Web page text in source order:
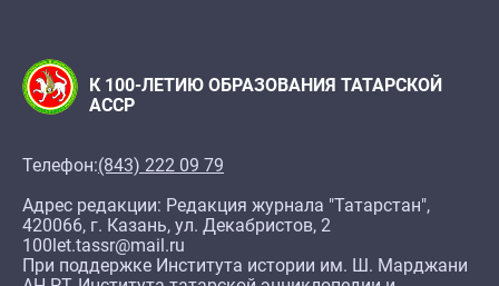
К 100-ЛЕТИЮ ОБРАЗОВАНИЯ ТАТАРСКОЙ
АССР
Телефон:(843) 222 09 79
Адрес редакции: Редакция журнала "Татарстан",
420066, г. Казань, ул. Декабристов, 2
100let.tassr@mail.ru
При поддержке Института истории им. Ш. Марджани